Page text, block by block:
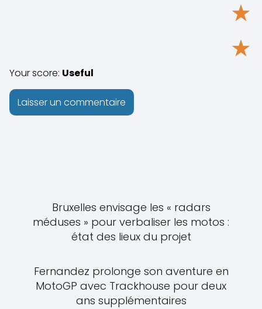
★
★
Your score: Useful
Bruxelles envisage les « radars
méduses » pour verbaliser les motos :
état des lieux du projet
Fernandez prolonge son aventure en
MotoGP avec Trackhouse pour deux
ans supplémentaires